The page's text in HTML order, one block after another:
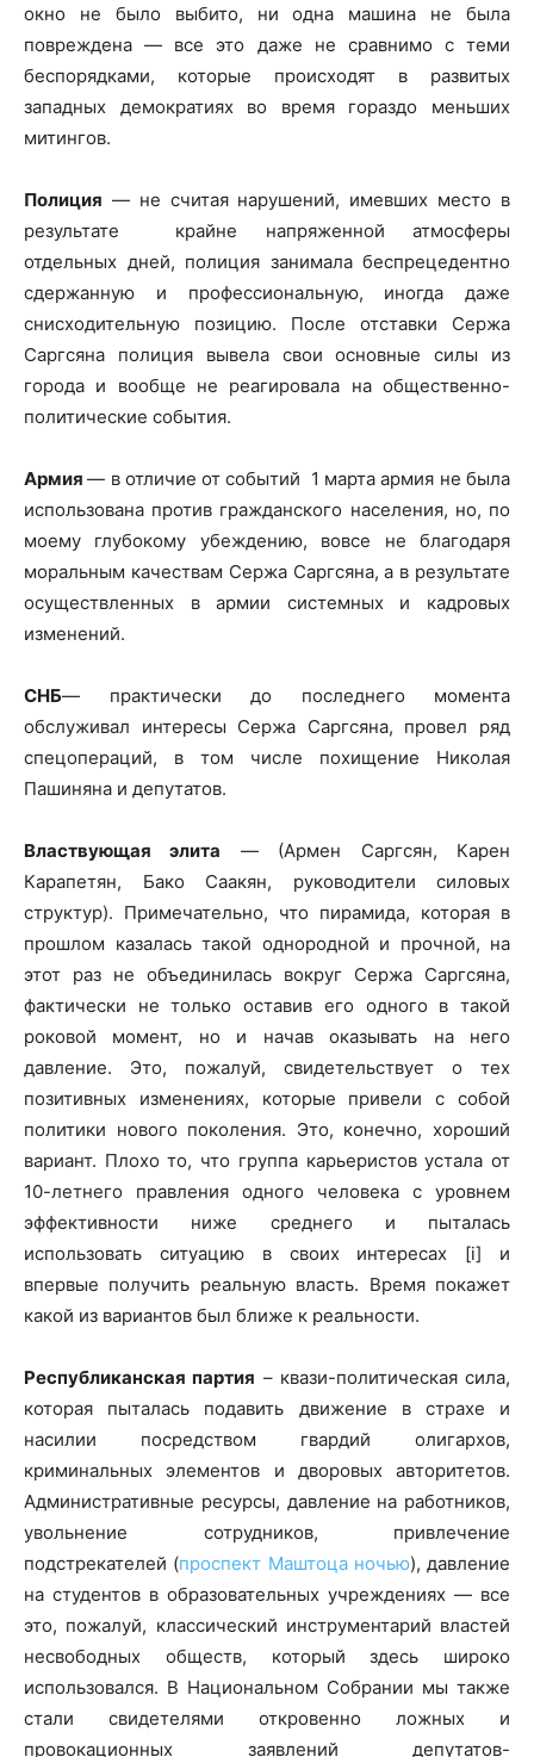
окно не было выбито, ни одна машина не была
повреждена — все это даже не сравнимо с теми
беспорядками, которые происходят в развитых
западных демократиях во время гораздо меньших
митингов.
Полиция — не считая нарушений, имевших место в
результате крайне напряженной атмосферы
отдельных дней, полиция занимала беспрецедентно
сдержанную и профессиональную, иногда даже
снисходительную позицию. После отставки Сержа
Саргсяна полиция вывела свои основные силы из
города и вообще не реагировала на общественно-
политические события.
Армия— в отличие от событий 1 марта армия не была
использована против гражданского населения, но, по
моему глубокому убеждению, вовсе не благодаря
моральным качествам Сержа Саргсяна, а в результате
осуществленных в армии системных и кадровых
изменений.
СНБ— практически до последнего момента
обслуживал интересы Сержа Саргсяна, провел ряд
спецопераций, в том числе похищение Николая
Пашиняна и депутатов.
Властвующая элита — (Армен Саргсян, Карен
Карапетян, Бако Саакян, руководители силовых
структур). Примечательно, что пирамида, которая в
прошлом казалась такой однородной и прочной, на
этот раз не объединилась вокруг Сержа Саргсяна,
фактически не только оставив его одного в такой
роковой момент, но и начав оказывать на него
давление. Это, пожалуй, свидетельствует о тех
позитивных изменениях, которые привели с собой
политики нового поколения. Это, конечно, хороший
вариант. Плохо то, что группа карьеристов устала от
10-летнего правления одного человека с уровнем
эффективности ниже среднего и пыталась
использовать ситуацию в своих интересах [i] и
впервые получить реальную власть. Время покажет
какой из вариантов был ближе к реальности.
Республиканская партия – квази-политическая сила,
которая пыталась подавить движение в страхе и
насилии посредством гвардий олигархов,
криминальных элементов и дворовых авторитетов.
Административные ресурсы, давление на работников,
увольнение сотрудников, привлечение
подстрекателей (проспект Маштоца ночью), давление
на студентов в образовательных учреждениях — все
это, пожалуй, классический инструментарий властей
несвободных обществ, который здесь широко
использовался. В Национальном Собрании мы также
стали свидетелями откровенно ложных и
провокационных заявлений депутатов-